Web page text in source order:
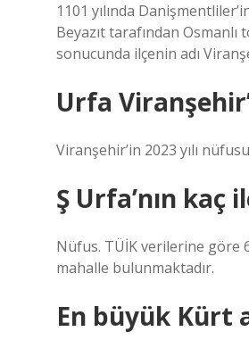
1101 yılında
Beyazıt tarafından
sonucunda ilçenin adı
Urfa
Viranşehir’in 2023 yılı
Ş Urfa’nın kaç
Nüfus. TÜİK verilerine göre
mahalle bulunmaktadır.
En büyük Kürt